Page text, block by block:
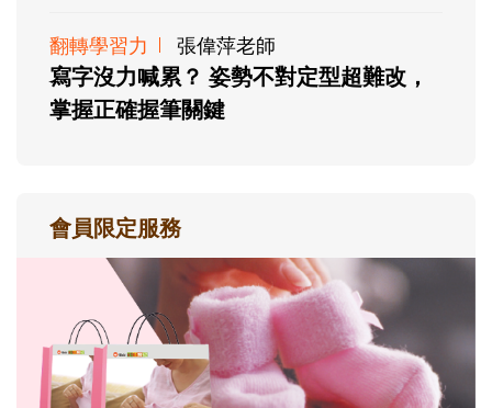
翻轉學習力 張偉萍老師
寫字沒力喊累？ 姿勢不對定型超難改，
掌握正確握筆關鍵
會員限定服務